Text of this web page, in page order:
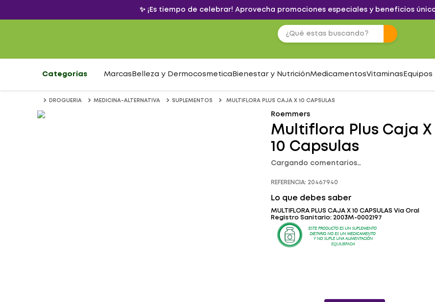
✨ ¡Es tiempo de celebrar! Aprovecha promociones especiales y beneficios
Categorías Marcas Belleza y Dermocosmetica Bienestar y NutriciónMedicamentosVitaminas
DROGUERIA MEDICINA-ALTERNATIVA SUPLEMENTOS MULTIFLORA PLUS CAJA X 10 CAPSULAS
Roemmers
Multiflora Plus Caja X
10 Capsulas
Cargando comentarios…
REFERENCIA: 20467940
Lo que debes saber
MULTIFLORA PLUS CAJA X 10 CAPSULAS Vía Oral
Registro Sanitario: 2003M-0002197